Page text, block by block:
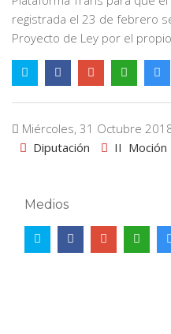
registrada el 23 de febrero
Proyecto de Ley por el propio
Miércoles, 31 Octubre
Diputación
II Moción
Medios